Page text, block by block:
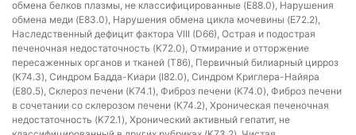
обмена белков плазмы, не классифицированные (E88.0), Нарушения
обмена меди (E83.0), Нарушения обмена цикла мочевины (E72.2),
Наследственный дефицит фактора VIII (D66), Острая и подострая
печеночная недостаточность (K72.0), Отмирание и отторжение
пересаженных органов и тканей (T86), Первичный билиарный цирроз
(K74.3), Синдром Бадда-Киари (I82.0), Синдром Криглера-Найяра
(E80.5), Склероз печени (K74.1), Фиброз печени (K74.0), Фиброз печени
в сочетании со склерозом печени (K74.2), Хроническая печеночная
недостаточность (K72.1), Хронический активный гепатит, не